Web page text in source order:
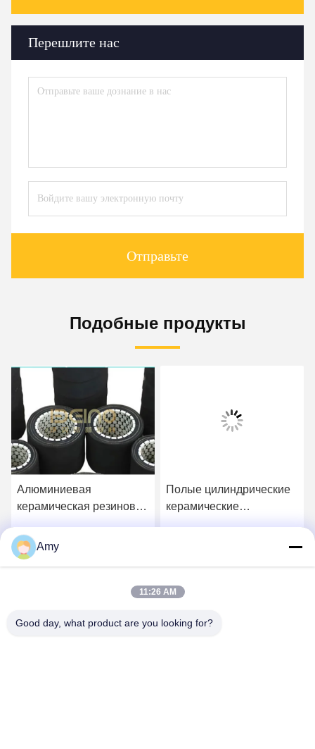
Перешлите нас
Отправьте
Подобные продукты
Алюминиевая
керамическая резиновая
износостойкая и гибкая
Получите самую
Полые цилиндрические
керамические
Amy
11:26 AM
Good day, what product are you looking for?